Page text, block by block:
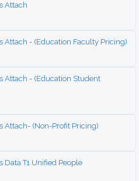
Attach
Attach - (Education Faculty Pricing)
Attach - (Education Student
Attach- (Non-Profit Pricing)
T1 Unified People